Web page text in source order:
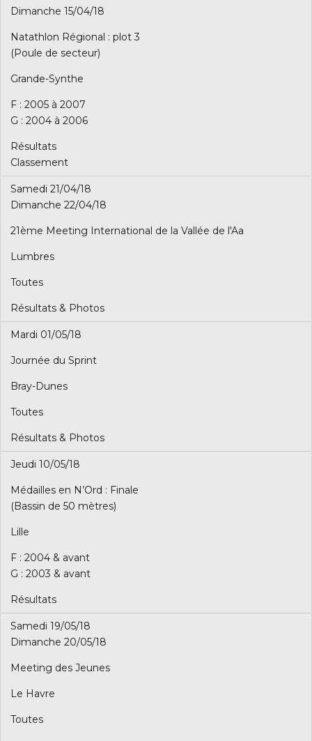
Dimanche 15/04/18
Natathlon Régional : plot 3
(Poule de secteur)
Grande-Synthe
F : 2005 à 2007
G : 2004 à 2006
Résultats
Classement
Samedi 21/04/18
Dimanche 22/04/18
21ème Meeting International de la Vallée de l'Aa
Lumbres
Toutes
Résultats & Photos
Mardi 01/05/18
Journée du Sprint
Bray-Dunes
Toutes
Résultats & Photos
Jeudi 10/05/18
Médailles en N’Ord : Finale
(Bassin de 50 mètres)
Lille
F : 2004 & avant
G : 2003 & avant
Résultats
Samedi 19/05/18
Dimanche 20/05/18
Meeting des Jeunes
Le Havre
Toutes